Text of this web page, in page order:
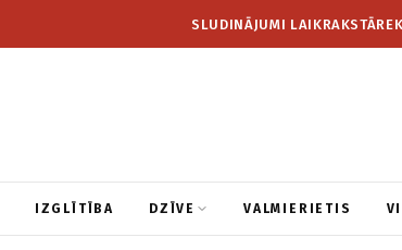
SLUDINĀJUMI LAIKRAKSTĀ
IZGLĪTĪBA DZĪVE VALMIERIETIS